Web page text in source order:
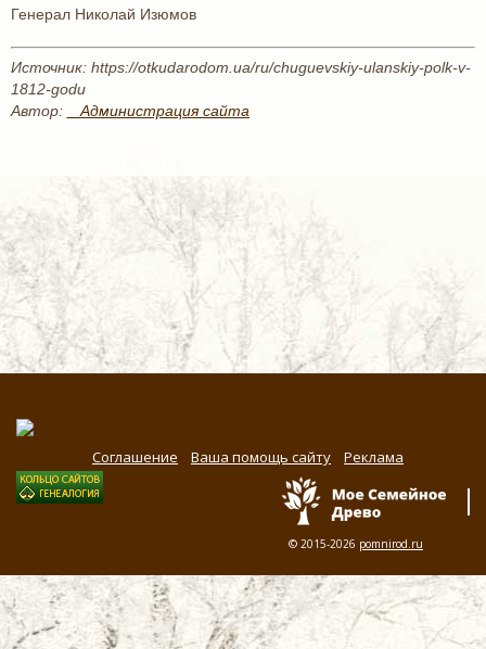
Генерал Николай Изюмов
Источник: https://otkudarodom.ua/ru/chuguevskiy-ulanskiy-polk-v-
1812-godu
Автор:
_ Администрация сайта
Соглашение Ваша помощь сайту Реклама
© 2015-2026 pomnirod.ru